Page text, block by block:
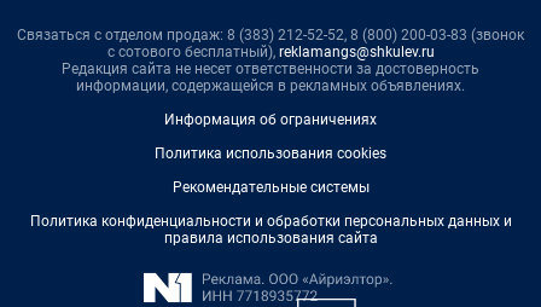
Связаться с отделом продаж: 8 (383) 212-52-52, 8 (800) 200-03-83 (звонок
с сотового бесплатный), reklamangs@shkulev.ru
Редакция сайта не несет ответственности за достоверность
информации, содержащейся в рекламных объявлениях.
Информация об ограничениях
Политика использования cookies
Рекомендательные системы
Политика конфиденциальности и обработки персональных данных и
правила использования сайта